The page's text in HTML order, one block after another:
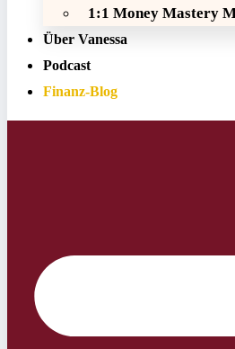
1:1 Money Mastery
Über Vanessa
Podcast
Finanz-Blog